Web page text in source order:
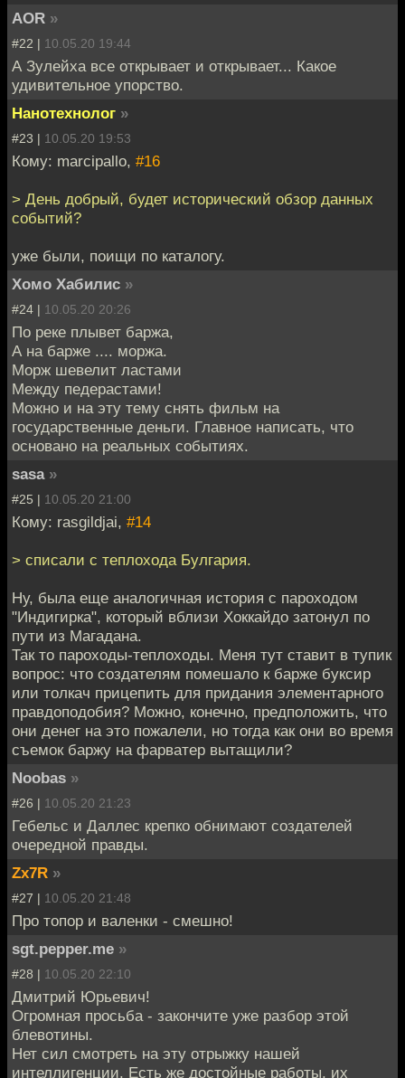
AOR »
#22 | 10.05.20 19:44
А Зулейха все открывает и открывает... Какое
удивительное упорство.
Нанотехнолог »
#23 | 10.05.20 19:53
Кому: marcipallo, #16
> День добрый, будет исторический обзор данных
событий?
уже были, поищи по каталогу.
Хомо Хабилис »
#24 | 10.05.20 20:26
По реке плывет баржа,
А на барже .... моржа.
Морж шевелит ластами
Между педерастами!
Можно и на эту тему снять фильм на
государственные деньги. Главное написать, что
основано на реальных событиях.
sasa »
#25 | 10.05.20 21:00
Кому: rasgildjai, #14
> списали с теплохода Булгария.
Ну, была еще аналогичная история с пароходом
"Индигирка", который вблизи Хоккайдо затонул по
пути из Магадана.
Так то пароходы-теплоходы. Меня тут ставит в тупик
вопрос: что создателям помешало к барже буксир
или толкач прицепить для придания элементарного
правдоподобия? Можно, конечно, предположить, что
они денег на это пожалели, но тогда как они во время
съемок баржу на фарватер вытащили?
Noobas »
#26 | 10.05.20 21:23
Гебельс и Даллес крепко обнимают создателей
очередной правды.
Zx7R »
#27 | 10.05.20 21:48
Про топор и валенки - смешно!
sgt.pepper.me »
#28 | 10.05.20 22:10
Дмитрий Юрьевич!
Огромная просьба - закончите уже разбор этой
блевотины.
Нет сил смотреть на эту отрыжку нашей
интеллигенции. Есть же достойные работы, их